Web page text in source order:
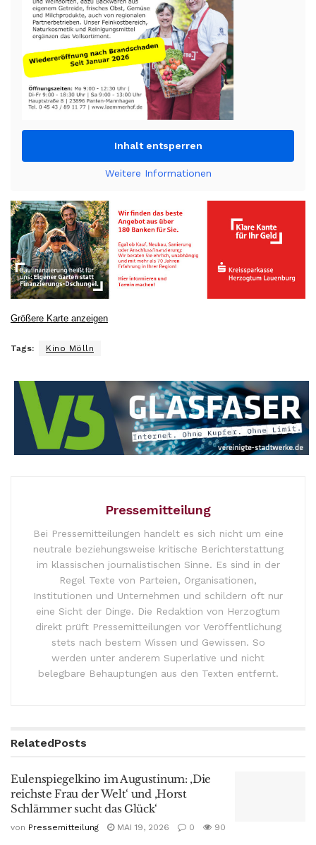
Inhalt entsperren
Weitere Informationen
Größere Karte anzeigen
Tags: Kino Mölln
Pressemitteilung
Bei Pressemitteilungen handelt es sich nicht um eine
neutrale beziehungsweise kritische Berichterstattung
im klassischen journalistischen Sinne. Es sind in der
Regel Texte von Parteien, Organisationen,
Institutionen und Unternehmen und schildern oft nur
eine Sicht der Dinge. Die Redaktion von Herzogtum
direkt prüft Pressemitteilungen vor Veröffentlichung
stets nach bestem Wissen und Gewissen. So
werden unter anderem Superlative und nicht
belegbare Behauptungen aus den Texten entfernt.
RelatedPosts
Eulenspiegelkino im Augustinum: ‚Die
reichste Frau der Welt‘ und ‚Horst
Schlämmer sucht das Glück‘
von Pressemitteilung MAI 19, 2026 0 90